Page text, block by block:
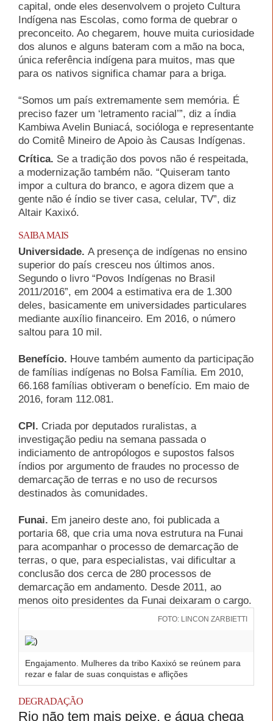
capital, onde eles desenvolvem o projeto Cultura
Indígena nas Escolas, como forma de quebrar o
preconceito. Ao chegarem, houve muita curiosidade
dos alunos e alguns bateram com a mão na boca,
única referência indígena para muitos, mas que
para os nativos significa chamar para a briga.
“Somos um país extremamente sem memória. É
preciso fazer um ‘letramento racial’”, diz a índia
Kambiwa Avelin Buniacá, socióloga e representante
do Comitê Mineiro de Apoio às Causas Indígenas.
Crítica. Se a tradição dos povos não é respeitada,
a modernização também não. “Quiseram tanto
impor a cultura do branco, e agora dizem que a
gente não é índio se tiver casa, celular, TV”, diz
Altair Kaxixó.
SAIBA MAIS
Universidade. A presença de indígenas no ensino
superior do país cresceu nos últimos anos.
Segundo o livro “Povos Indígenas no Brasil
2011/2016”, em 2004 a estimativa era de 1.300
deles, basicamente em universidades particulares
mediante auxílio financeiro. Em 2016, o número
saltou para 10 mil.
Benefício. Houve também aumento da participação
de famílias indígenas no Bolsa Família. Em 2010,
66.168 famílias obtiveram o benefício. Em maio de
2016, foram 112.081.
CPI. Criada por deputados ruralistas, a
investigação pediu na semana passada o
indiciamento de antropólogos e supostos falsos
índios por argumento de fraudes no processo de
demarcação de terras e no uso de recursos
destinados às comunidades.
Funai. Em janeiro deste ano, foi publicada a
portaria 68, que cria uma nova estrutura na Funai
para acompanhar o processo de demarcação de
terras, o que, para especialistas, vai dificultar a
conclusão dos cerca de 280 processos de
demarcação em andamento. Desde 2011, ao
menos oito presidentes da Funai deixaram o cargo.
FOTO: LINCON ZARBIETTI
Engajamento. Mulheres da tribo Kaxixó se reúnem para
rezar e falar de suas conquistas e aflições
DEGRADAÇÃO
Rio não tem mais peixe, e água chega